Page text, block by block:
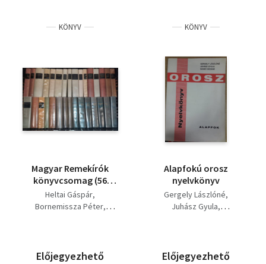
KÖNYV
Magyar Remekírók
könyvcsomag (56
db):Magyar Remekírók
Humanista
század (Magyar
Heltai Gáspár
Bornemissza Péter
Babits Mihály Krúdy Gyula
Előjegyezhető
KÖNYV
Alapfokú orosz
nyelvkönyv
Gergely Lászlóné
Juhász Gyula
Előjegyezhető